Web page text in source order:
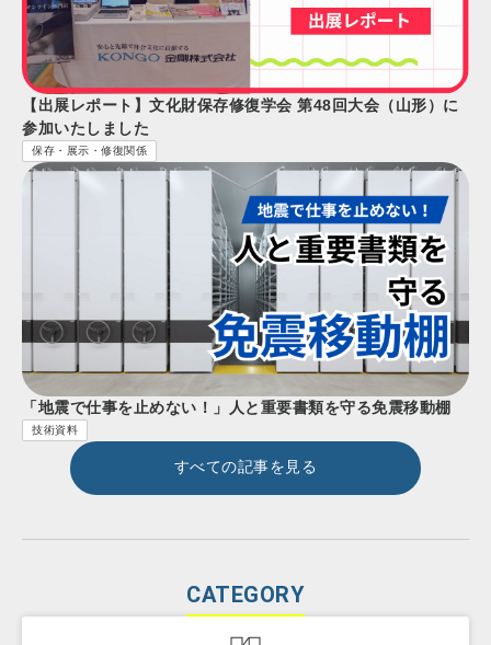
【出展レポート】文化財保存修復学会 第48回大会（山形）に
参加いたしました
保存・展示・修復関係
「地震で仕事を止めない！」人と重要書類を守る免震移動棚
技術資料
すべての記事を見る
CATEGORY